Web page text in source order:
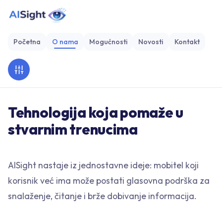
Početna O nama Mogućnosti Novosti Kontakt
Tehnologija koja pomaže u
stvarnim trenucima
AISight nastaje iz jednostavne ideje: mobitel koji
korisnik već ima može postati glasovna podrška za
snalaženje, čitanje i brže dobivanje informacija.